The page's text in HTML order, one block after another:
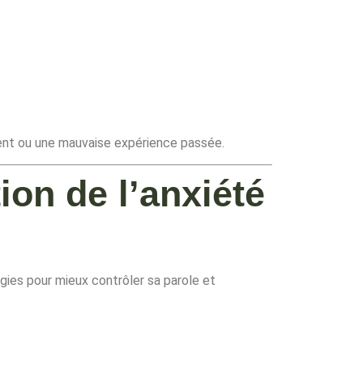
ou une mauvaise expérience passée.
de l’anxiété
pour mieux contrôler sa parole et